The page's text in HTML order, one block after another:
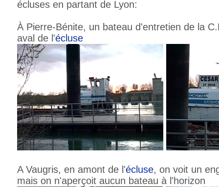
écluses en partant de Lyon:
À Pierre-Bénite, un bateau d'entretien de la
aval de l'écluse
A Vaugris, en amont de l'écluse, on voit un
mais on n'aperçoit aucun bateau à l'horizon